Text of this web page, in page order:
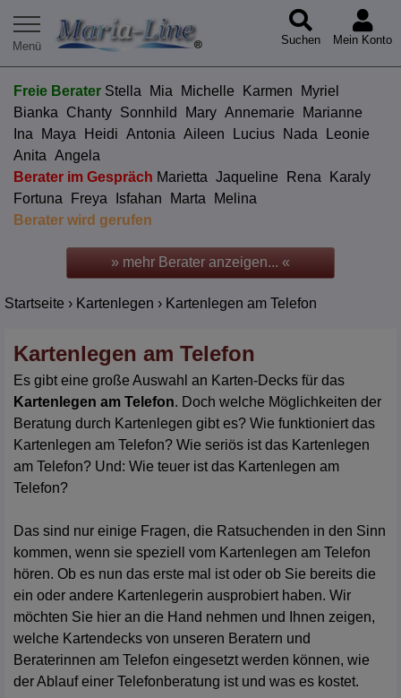
Suchen Mein Konto
Freie Berater Stella Mia Michelle Karmen
Myriel
Bianka
Chanty Sonnhild Mary Annemarie
Marianne
Ina
Maya Heidi Antonia Aileen Lucius Nada
Leonie
Anita Angela
Berater im Gespräch Marietta Jaqueline Rena
Karaly
Fortuna
Freya Isfahan Marta
Melina
Berater wird gerufen
» mehr Berater anzeigen... «
Startseite › Kartenlegen › Kartenlegen am Telefon
Kartenlegen am Telefon
Es gibt eine große Auswahl an Karten-Decks für das
Kartenlegen am Telefon. Doch welche Möglichkeiten der
Beratung durch Kartenlegen gibt es? Wie funktioniert das
Kartenlegen am Telefon? Wie seriös ist das Kartenlegen
am Telefon? Und: Wie teuer ist das Kartenlegen am
Telefon?
Das sind nur einige Fragen, die Ratsuchenden in den Sinn
kommen, wenn sie speziell vom Kartenlegen am Telefon
hören. Ob es nun das erste mal ist oder ob Sie bereits die
ein oder andere Kartenlegerin ausprobiert haben. Wir
möchten Sie hier an die Hand nehmen und Ihnen zeigen,
welche Kartendecks von unseren Beratern und
Beraterinnen am Telefon eingesetzt werden können, wie
der Ablauf einer Telefonberatung ist und was es kostet.